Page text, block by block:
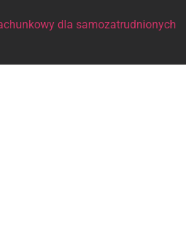
dla samozatrudnionych